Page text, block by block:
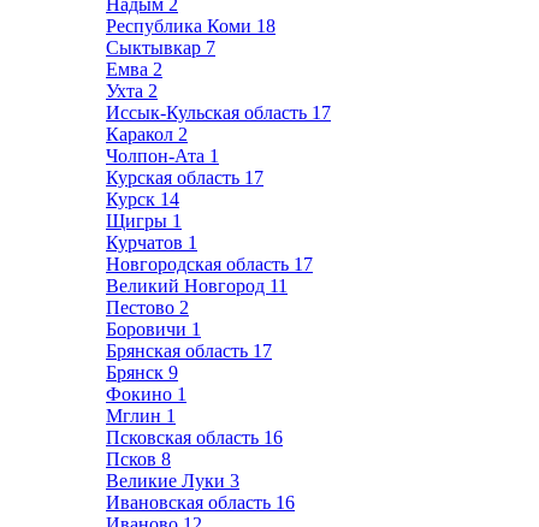
Надым 2
Республика Коми 18
Сыктывкар 7
Емва 2
Ухта 2
Иссык-Кульская область 17
Каракол 2
Чолпон-Ата 1
Курская область 17
Курск 14
Щигры 1
Курчатов 1
Новгородская область 17
Великий Новгород 11
Пестово 2
Боровичи 1
Брянская область 17
Брянск 9
Фокино 1
Мглин 1
Псковская область 16
Псков 8
Великие Луки 3
Ивановская область 16